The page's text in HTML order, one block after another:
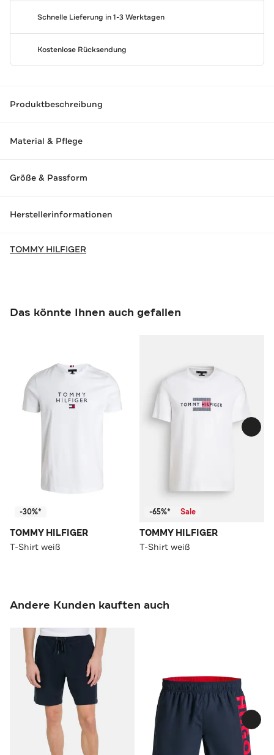
Schnelle Lieferung in 1-3 Werktagen
Kostenlose Rücksendung
Produktbeschreibung
Material & Pflege
Größe & Passform
Herstellerinformationen
TOMMY HILFIGER
Das könnte Ihnen auch gefallen
-30%*
TOMMY HILFIGER
T-Shirt weiß
-65%* Sale
TOMMY HILFIGER
T-Shirt weiß
Andere Kunden kauften auch